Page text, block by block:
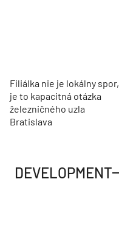
Filiálka nie je lokálny spor,
je to kapacitná otázka
železničného uzla
Bratislava
DEVELOPMENT